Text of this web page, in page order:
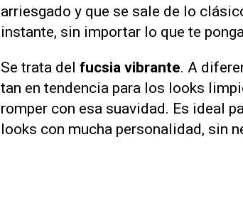
arriesgado y que se sale de lo
instante, sin importar lo que te
Se trata del fucsia vibrante. A
tan en tendencia para los looks
romper con esa suavidad. Es ideal
looks con mucha personalidad, sin